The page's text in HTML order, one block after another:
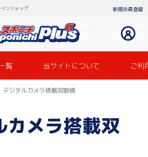
ンショップ 新規会員登録
覧 当サイトについて ご利
デジタルカメラ搭載双眼鏡
カメラ搭載双